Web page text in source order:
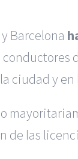
Barcelona
ciudad y
las